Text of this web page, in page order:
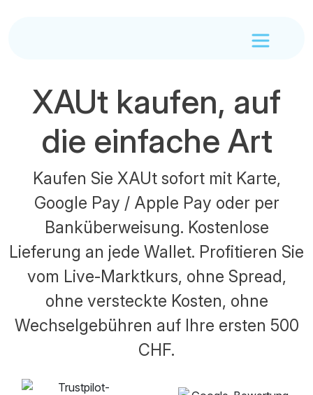
XAUt kaufen, auf
die einfache Art
Kaufen Sie XAUt sofort mit Karte,
Google Pay / Apple Pay oder per
Banküberweisung. Kostenlose
Lieferung an jede Wallet. Profitieren Sie
vom Live-Marktkurs, ohne Spread,
ohne versteckte Kosten, ohne
Wechselgebühren auf Ihre ersten 500
CHF.